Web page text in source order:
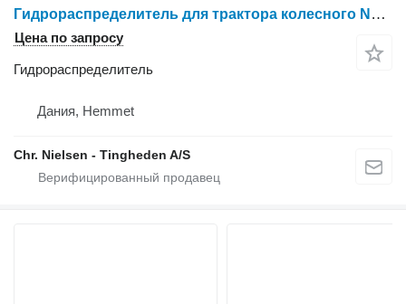
Гидрораспределитель для трактора колесного New Holland 8970
Цена по запросу
Гидрораспределитель
Дания, Hemmet
Chr. Nielsen - Tingheden A/S